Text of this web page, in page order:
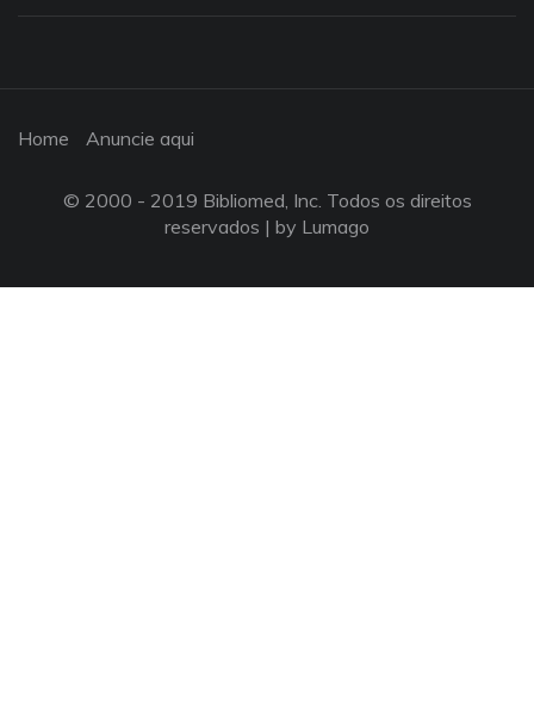
Home Anuncie aqui
© 2000 - 2019 Bibliomed, Inc. Todos os direitos
reservados | by Lumago